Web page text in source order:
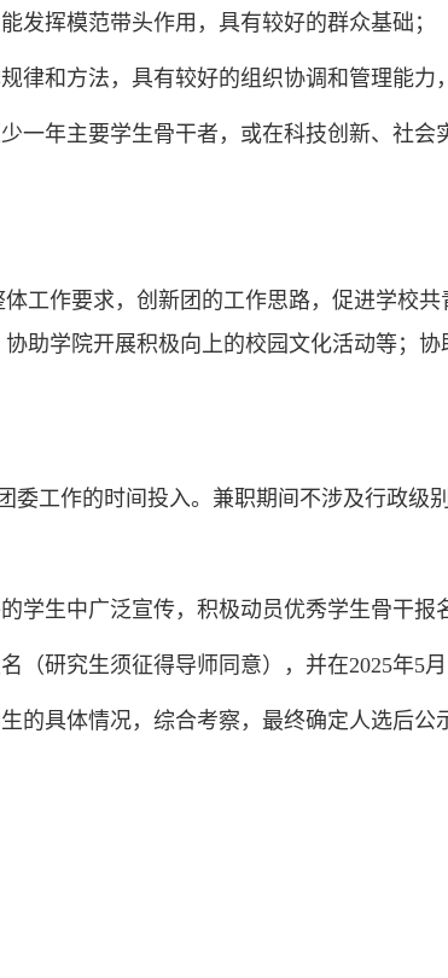
发挥模范带头作用，具有较好的群众基础；
律和方法，具有较好的组织协调和管理能力
一年主要学生骨干者，或在科技创新、社会
工作要求，创新团的工作思路，促进学校
助学院开展积极向上的校园文化活动等；
委工作的时间投入。兼职期间不涉及行政级
学生中广泛宣传，积极动员优秀学生骨干报
研究生须征得导师同意），并在2025年5月
的具体情况，综合考察，最终确定人选后公